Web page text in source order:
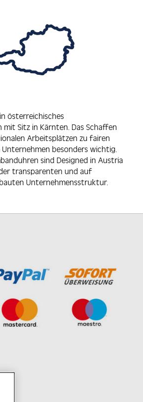
österreichisches
mit Sitz in Kärnten. Das Schaffen
Arbeitsplätzen zu fairen
besonders wichtig.
sind Designed in Austria
transparenten und auf
Unternehmensstruktur.